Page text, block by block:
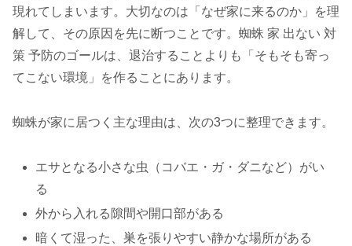
現れてしまいます。大切なのは「なぜ家に来るのか」を理
解して、その原因を先に断つことです。蜘蛛 家 出ない 対
策 予防のゴールは、退治することよりも「そもそも寄っ
てこない環境」を作ることにあります。
蜘蛛が家に居つく主な理由は、次の3つに整理できます。
エサとなる小さな虫（コバエ・ガ・ダニなど）がい
る
外から入れる隙間や開口部がある
暗くて湿った、巣を張りやすい静かな場所がある